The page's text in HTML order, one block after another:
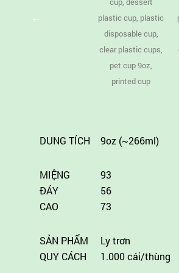
DUNG TÍCH 9oz (~266ml)
MIỆNG
93
ĐÁY
56
CAO
73
SẢN PHẨM
Ly trơn
QUY CÁCH
1.000 cái/thùng